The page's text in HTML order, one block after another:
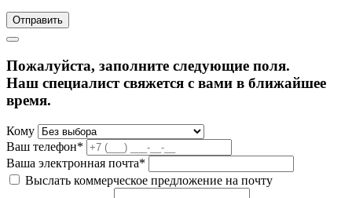
Пожалуйста, заполните следующие поля.
Наш специалист свяжется с вами в ближайшее
время.
Кому
Ваш телефон*
Ваша электронная почта*
Выслать коммерческое предложение на почту